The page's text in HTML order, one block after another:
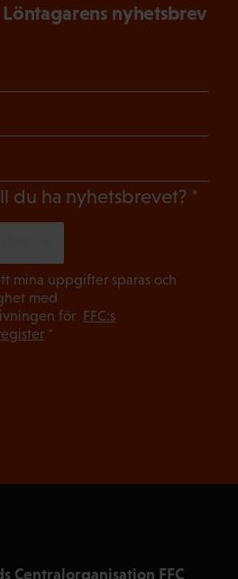
Centralorganisation FFC
nyhetsbrev
du ha nyhetsbrevet?
mina uppgifter sparas och
med
för FFC:s
*